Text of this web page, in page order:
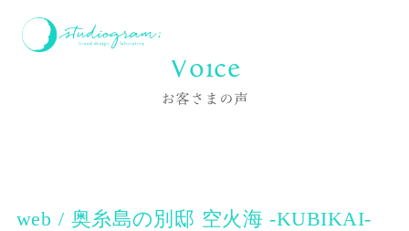
ホーム お客様の声
web / 奥糸島の別邸 空火海 -KUBIKAI- 様
Voice
お客さまの声
web / 奥糸島の別邸 空火海 -KUBIKAI-